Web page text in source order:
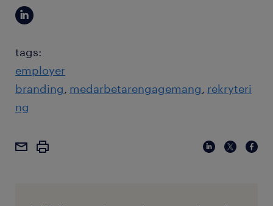
tags:
employer
branding medarbetarengagemang rekryteri
ng